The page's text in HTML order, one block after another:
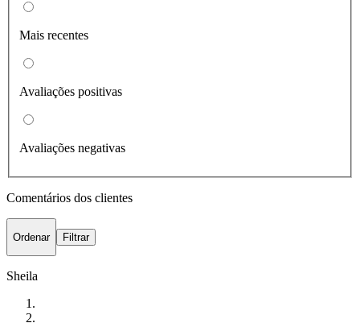
Mais recentes
Avaliações positivas
Avaliações negativas
Comentários dos clientes
Ordenar Filtrar
Sheila